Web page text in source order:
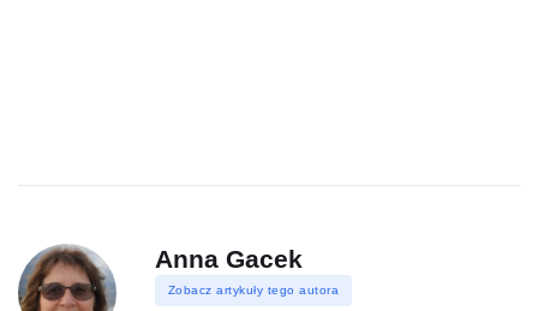
Anna Gacek
Zobacz artykuły tego autora